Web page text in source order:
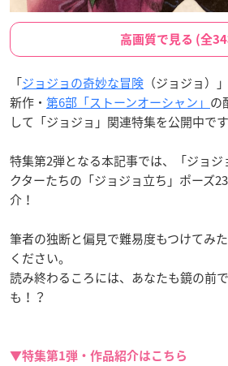
高画質で見る (全
「ジョジョの奇妙な冒険 （ジョジョ）
新作・ 第6部「ストーンオーシャン」 の
して「ジョジョ」関連特集を公開中です
特集第2弾となる本記事では、「ジョジ
クターたちの「ジョジョ立ち」ポーズ
介！
筆者の独断と偏見で難易度もつけてみ
ください。
読み終わるころには、あなたも鏡の前
も！？
▼特集第1弾・作品紹介はこちら